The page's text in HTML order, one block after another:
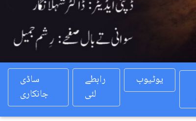
ساڈی
جانکاری
رابطے
لئی
یوٹیوب